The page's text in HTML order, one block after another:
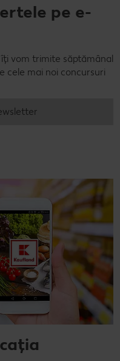
pe e-
vom trimite săptămânal
cele mai noi concursuri